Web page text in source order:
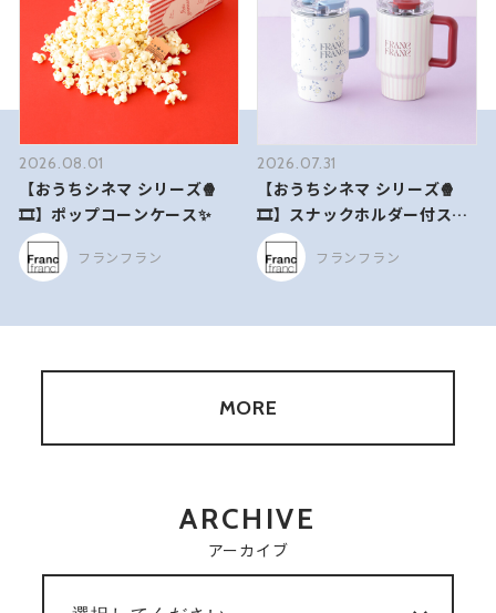
2026.08.01
【おうちシネマ シリーズ🍿
🎞️】ポップコーンケース✨
フランフラン
2026.07.31
【おうちシネマ シリーズ🍿
🎞️】スナックホルダー付ステ
ンレスマグ🥤🍭
フランフラン
MORE
ARCHIVE
アーカイブ